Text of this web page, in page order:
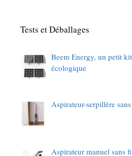
Tests et Déballages
Beem Energy, un petit
écologique
Aspirateur-serpillère
Aspirateur manuel sans